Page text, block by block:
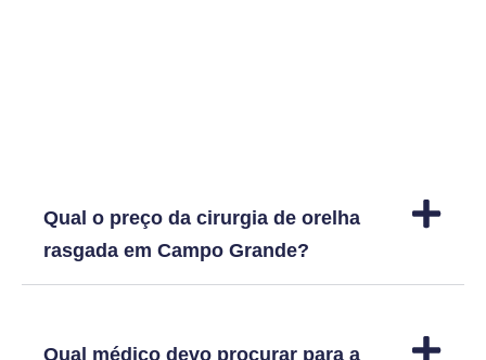
Qual o preço da cirurgia de orelha
rasgada em Campo Grande?
Qual médico devo procurar para a